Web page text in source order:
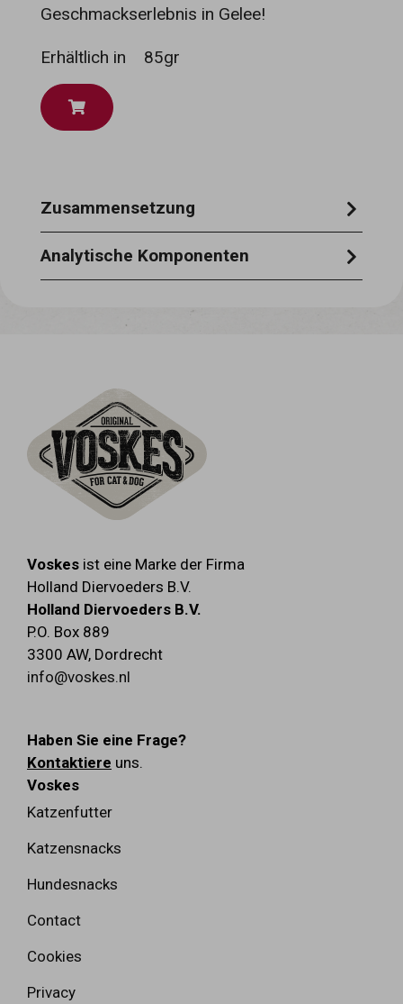
Geschmackserlebnis in Gelee!
Erhältlich in 85gr
Zusammensetzung
thunfisch 51 %, meerbrasse 6 %, reis
1,5 %, pflanzliche gelatine 0,75 %.
Analytische Komponenten
rohfett 1,0 % - rohfaser 0,5 % -
Voskes ist eine Marke der Firma
Holland Diervoeders B.V.
Holland Diervoeders B.V.
P.O. Box 889
3300 AW, Dordrecht
info@voskes.nl
Haben Sie eine Frage?
Kontaktiere uns.
Voskes
Katzenfutter
Katzensnacks
Hundesnacks
Contact
Cookies
Privacy